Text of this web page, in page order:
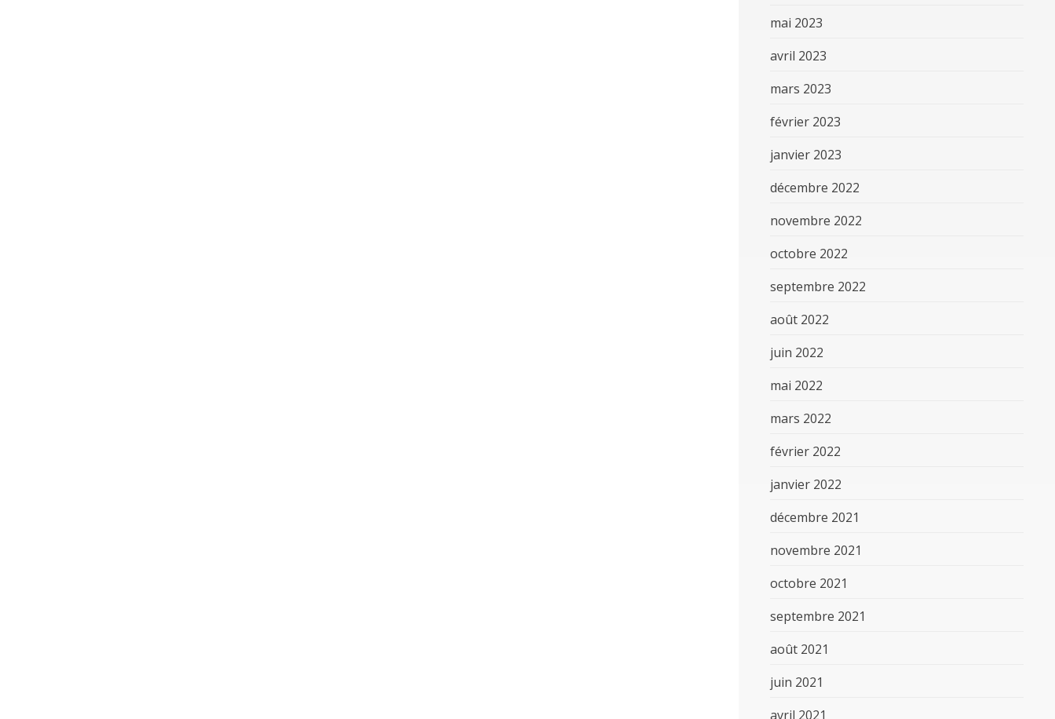
mai 2023
avril 2023
mars 2023
février 2023
janvier 2023
décembre 2022
novembre 2022
octobre 2022
septembre 2022
août 2022
juin 2022
mai 2022
mars 2022
février 2022
janvier 2022
décembre 2021
novembre 2021
octobre 2021
septembre 2021
août 2021
juin 2021
avril 2021